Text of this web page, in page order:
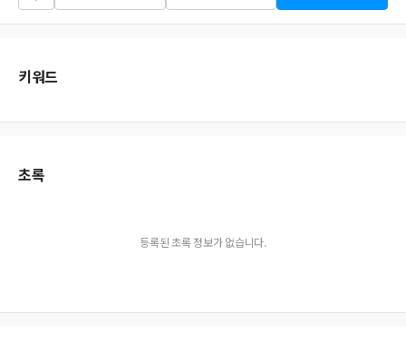
찾기
키워드
초록
등록된 초록 정보가 없습니다.